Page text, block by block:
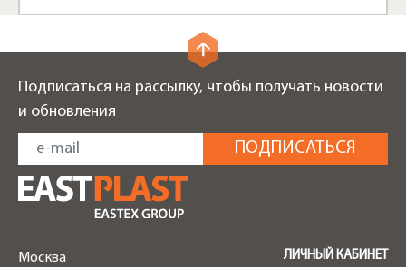
Подписаться на рассылку, чтобы получать новости
и обновления
Москва
ЛИЧНЫЙ КАБИНЕТ